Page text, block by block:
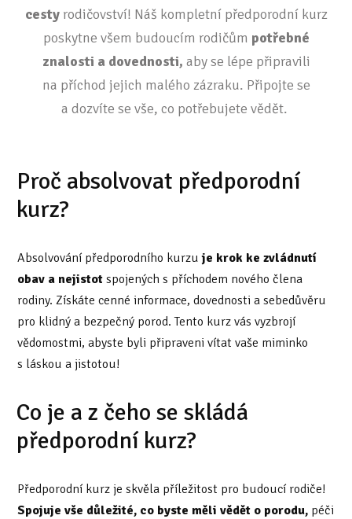
cestyrodičovství! Náš kompletní předporodní kurz
poskytne všem budoucím rodičům potřebné
znalosti a dovednosti, aby se lépe připravili
na příchod jejich malého zázraku. Připojte se
a dozvíte se vše, co potřebujete vědět.
Proč absolvovat předporodní
kurz?
Absolvování předporodního kurzu je krok ke zvládnutí
obav a nejistot spojených s příchodem nového člena
rodiny. Získáte cenné informace, dovednosti a sebedůvěru
pro klidný a bezpečný porod. Tento kurz vás vyzbrojí
vědomostmi, abyste byli připraveni vítat vaše miminko
s láskou a jistotou!
Co je a z čeho se skládá
předporodní kurz?
Předporodní kurz je skvěla příležitost pro budoucí rodiče!
Spojuje vše důležité, co byste měli vědět o porodu, péči